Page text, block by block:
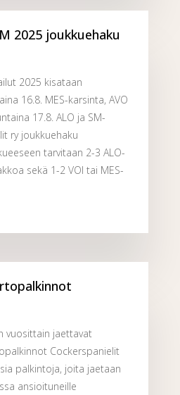
2025 joukkuehaku
2025 kisataan
16.8. MES-karsinta, AVO
17.8. ALO ja SM-
ry joukkuehaku
tarvitaan 2-3 ALO-
sekä 1-2 VOI tai MES-
vuosittain jaettavat
Cockerspanielit
palkintoja, joita jaetaan
ansioituneille